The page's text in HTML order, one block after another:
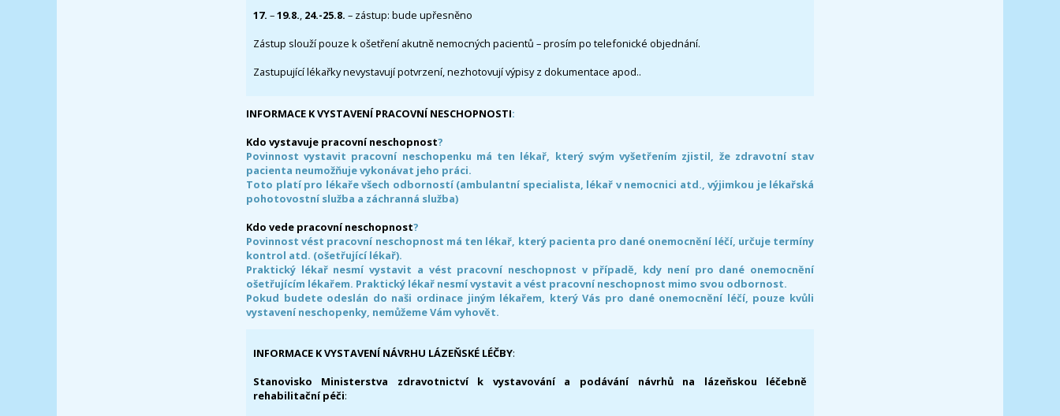
17. –19.8., 24.-25.8. – zástup: bude upřesněno
Zástup slouží pouze k ošetření akutně nemocných pacientů – prosím po telefonické objednání.
Zastupující lékařky nevystavují potvrzení, nezhotovují výpisy z dokumentace apod..
INFORMACE K VYSTAVENÍ PRACOVNÍ NESCHOPNOSTI:
Kdo vystavuje pracovní neschopnost?
Povinnost vystavit pracovní neschopenku má ten lékař, který svým vyšetřením zjistil, že zdravotní stav
pacienta neumožňuje vykonávat jeho práci.
Toto platí pro lékaře všech odborností (ambulantní specialista, lékař v nemocnici atd., výjimkou je lékařská
pohotovostní služba a záchranná služba)
Kdo vede pracovní neschopnost?
Povinnost vést pracovní neschopnost má ten lékař, který pacienta pro dané onemocnění léčí, určuje termíny
kontrol atd. (ošetřující lékař).
Praktický lékař nesmí vystavit a vést pracovní neschopnost v případě, kdy není pro dané onemocnění
ošetřujícím lékařem. Praktický lékař nesmí vystavit a vést pracovní neschopnost mimo svou odbornost.
Pokud budete odeslán do naši ordinace jiným lékařem, který Vás pro dané onemocnění léčí, pouze kvůli
vystavení neschopenky, nemůžeme Vám vyhovět.
INFORMACE K VYSTAVENÍ NÁVRHU LÁZEŇSKÉ LÉČBY:
Stanovisko Ministerstva zdravotnictví k vystavování a podávání návrhů na lázeňskou léčebně
rehabilitační péči: